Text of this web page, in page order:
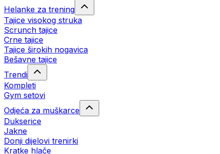
Helanke za trening
Tajice visokog struka
Scrunch tajice
Crne tajice
Tajice širokih nogavica
Bešavne tajice
Trendi
Kompleti
Gym setovi
Odjeća za muškarce
Dukserice
Jakne
Donji dijelovi trenirki
Kratke hlače